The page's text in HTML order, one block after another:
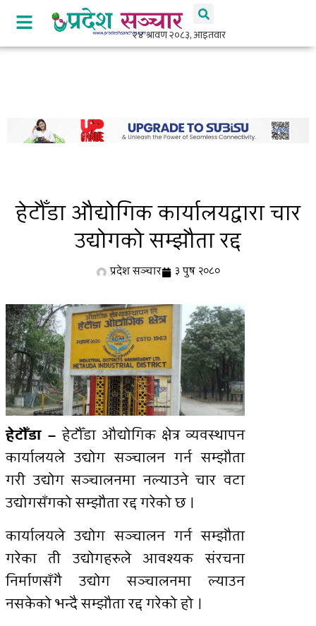
हेटौँडा औद्योगिक कार्यालयद्वारा चार
उद्योगको सम्झौता रद्द
प्रदेश सञ्चार ३ पुष २०८०
हेटौँडा –हेटौँडा औद्योगिक क्षेत्र व्यवस्थापन
कार्यालयले उद्योग सञ्चालन गर्न सम्झौता
गरी उद्योग सञ्चालनमा नल्याउने चार वटा
उद्योगसँगको सम्झौता रद्द गरेको छ ।
कार्यालयले उद्योग सञ्चालन गर्न सम्झौता
गरेका ती उद्योगहरुले आवश्यक संरचना
निर्माणसँगै उद्योग सञ्चालनमा ल्याउन
नसकेको भन्दै सम्झौता रद्द गरेको हो ।